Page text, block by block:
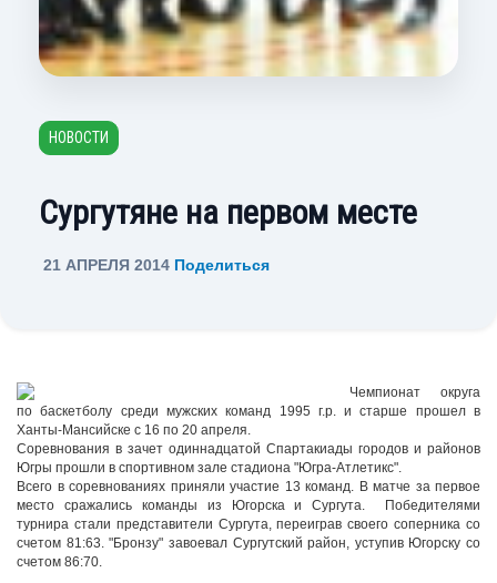
НОВОСТИ
Сургутяне на первом месте
21 АПРЕЛЯ 2014 Поделиться
Чемпионат округа
по баскетболу среди мужских команд 1995 г.р. и старше прошел в
Ханты-Мансийске с 16 по 20 апреля.
Соревнования в зачет одиннадцатой Спартакиады городов и районов
Югры прошли в спортивном зале стадиона "Югра-Атлетикс".
Всего в соревнованиях приняли участие 13 команд. В матче за первое
место сражались команды из Югорска и Сургута. Победителями
турнира стали представители Сургута, переиграв своего соперника со
счетом 81:63. "Бронзу" завоевал Сургутский район, уступив Югорску со
счетом 86:70.